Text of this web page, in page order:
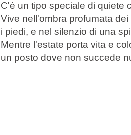
C'è un tipo speciale di quiete
Vive nell'ombra profumata
i piedi, e nel silenzio di una
Mentre l'estate porta vita e
un posto dove non succede